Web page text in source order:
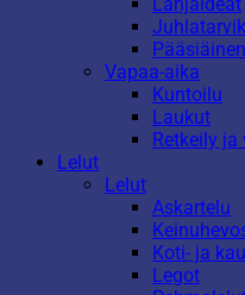
Pääsiäinen
Vapaa-aika
Kuntoilu
Laukut
Retkeily ja
Lelut
Lelut
Askartelu
Koti- ja
Legot